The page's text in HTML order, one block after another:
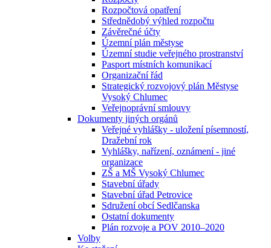
Rozpočtová opatření
Střednědobý výhled rozpočtu
Závěrečné účty
Územní plán městyse
Územní studie veřejného prostranství
Pasport místních komunikací
Organizační řád
Strategický rozvojový plán Městyse
Vysoký Chlumec
Veřejnoprávní smlouvy
Dokumenty jiných orgánů
Veřejné vyhlášky - uložení písemností,
Dražební rok
Vyhlášky, nařízení, oznámení - jiné
organizace
ZŠ a MŠ Vysoký Chlumec
Stavební úřady
Stavební úřad Petrovice
Sdružení obcí Sedlčanska
Ostatní dokumenty
Plán rozvoje a POV 2010–2020
Volby